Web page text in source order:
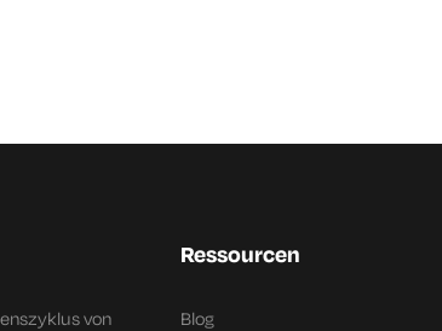
von
Ressourcen
Blog